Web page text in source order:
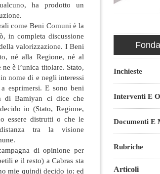
ha prodotto un
come Beni Comuni è la
in completa discussione
valorizzazione. I Beni
né alla Regione, né al
è l’unica titolare. Stato,
nome di e negli interessi
esprimersi. E sono beni
di Bamiyan ci dice che
io (Stato, Regione,
essere distrutti o che le
tra la visione
di opinione per
e il resto) a Cabras sta
mie quindi decido io; ed
Inchieste
Interventi E
Documenti E
Rubriche
Articoli